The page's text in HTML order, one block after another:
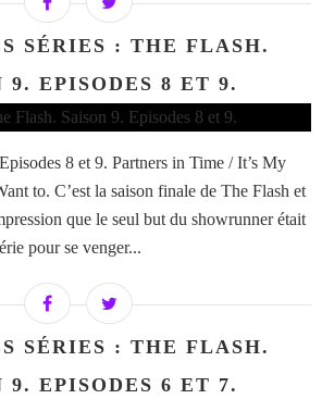
SÉRIES : THE FLASH.
9. EPISODES 8 ET 9.
8 et 9. Partners in Time / It’s My
to. C’est la saison finale de The Flash et
que le seul but du showrunner était
pour se venger...
SÉRIES : THE FLASH.
9. EPISODES 6 ET 7.